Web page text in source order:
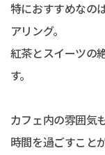
特におすすめなの
アリング。
紅茶とスイーツの
す。
カフェ内の雰囲気
時間を過ごすこと